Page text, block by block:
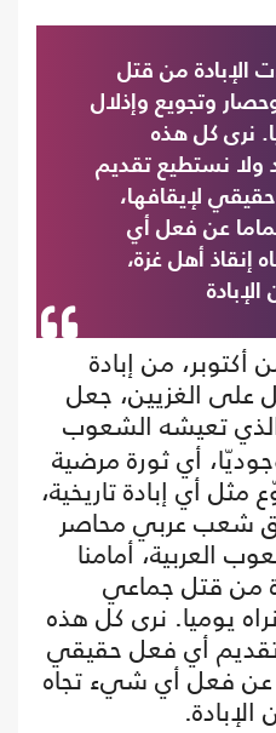
الإبادة من قتل
وتجويع وإذلال
نرى كل هذه
ولا نستطيع تقديم
لإيقافها،
عن فعل أي
إنقاذ أهل غزة،
الإبادة
من إبادة
على الغزيين، جعل
تعيشه الشعوب
أي ثورة مرضية
أي إبادة تاريخية،
شعب عربي محاصر
العربية، أمامنا
من قتل جماعي
يوميا. نرى كل هذه
أي فعل حقيقي
عن فعل أي شيء تجاه
الإبادة.